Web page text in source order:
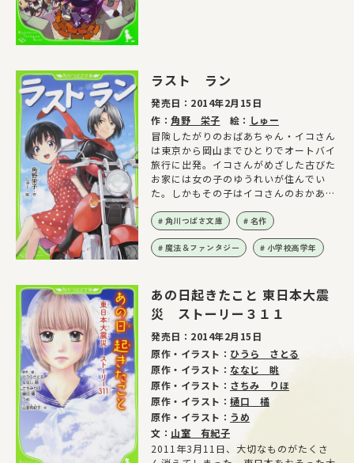
ラスト ラン
発売日： 2014年2月15日
作：角野 栄子 絵： しゅー
冒険したがりのおばあちゃん・イコさん
は東京から岡山までひとりでオートバイ
旅行に出発。イコさんがめざした古びた
お家には女の子のゆうれいが住んでい
た。しかもその子はイコさんのおかあさ
角川つばさ文庫 名作
魔法＆ファンタジー 小学校高学年
あの日起きたこと 東日本大震
災 ストーリー３１１
発売日： 2014年2月15日
原作・イラスト： ひうら さとる
原作・イラスト： ななじ 眺
原作・イラスト： さちみ りほ
原作・イラスト：樋口 橘
原作・イラスト： うめ
文： 山室 有紀子
2011年3月11日、大切なものがたくさ